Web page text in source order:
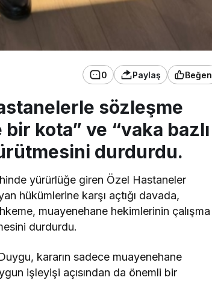
0 Paylaş Beğen
sözleşme
kota” ve “vaka bazlı
durdurdu.
yürürlüğe giren Özel Hastaneler
hükümlerine karşı açtığı davada,
muayenehane hekimlerinin çalışma
durdurdu.
kararın sadece muayenehane
işleyişi açısından da önemli bir